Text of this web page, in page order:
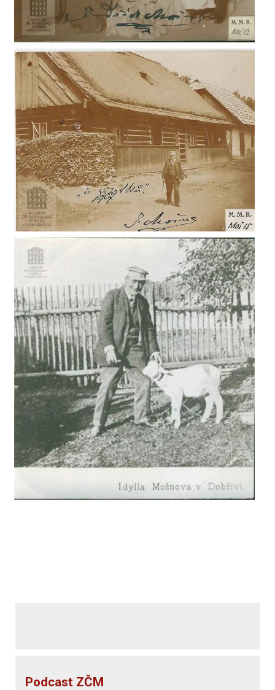
Podcast ZČM